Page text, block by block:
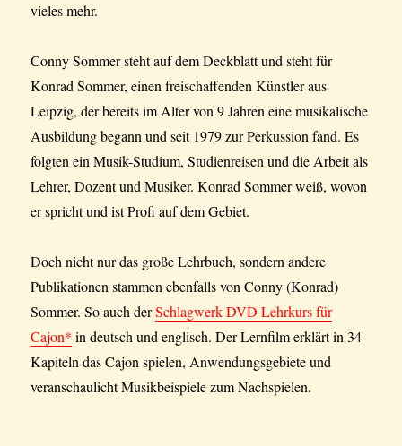
vieles mehr.
Conny Sommer steht auf dem Deckblatt und steht für
Konrad Sommer, einen freischaffenden Künstler aus
Leipzig, der bereits im Alter von 9 Jahren eine musikalische
Ausbildung begann und seit 1979 zur Perkussion fand. Es
folgten ein Musik-Studium, Studienreisen und die Arbeit als
Lehrer, Dozent und Musiker. Konrad Sommer weiß, wovon
er spricht und ist Profi auf dem Gebiet.
Doch nicht nur das große Lehrbuch, sondern andere
Publikationen stammen ebenfalls von Conny (Konrad)
Sommer. So auch derSchlagwerk DVD Lehrkurs für
Cajon* in deutsch und englisch. Der Lernfilm erklärt in 34
Kapiteln das Cajon spielen, Anwendungsgebiete und
veranschaulicht Musikbeispiele zum Nachspielen.